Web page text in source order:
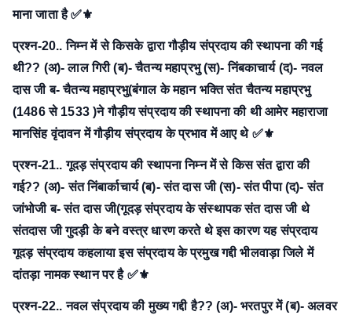
माना जाता है ✅⚜
प्रश्न-20.. निम्न में से किसके द्वारा गौड़ीय संप्रदाय की स्थापना की गई
थी?? (अ)- लाल गिरी (ब)- चैतन्य महाप्रभु (स)- निंबकाचार्य (द)- नवल
दास जी ब- चैतन्य महाप्रभु(बंगाल के महान भक्ति संत चैतन्य महाप्रभु
(1486 से 1533 )ने गौड़ीय संप्रदाय की स्थापना की थी आमेर महाराजा
मानसिंह वृंदावन में गौड़ीय संप्रदाय के प्रभाव में आए थे ✅⚜
प्रश्न-21.. गूदड़ संप्रदाय की स्थापना निम्न में से किस संत द्वारा की
गई?? (अ)- संत निंबार्काचार्य (ब)- संत दास जी (स)- संत पीपा (द)- संत
जांभोजी ब- संत दास जी(गूदड़ संप्रदाय के संस्थापक संत दास जी थे
संतदास जी गुदड़ी के बने वस्त्र धारण करते थे इस कारण यह संप्रदाय
गूदड़ संप्रदाय कहलाया इस संप्रदाय के प्रमुख गद्दी भीलवाड़ा जिले में
दांतड़ा नामक स्थान पर है ✅⚜
प्रश्न-22.. नवल संप्रदाय की मुख्य गद्दी है?? (अ)- भरतपुर में (ब)- अलवर